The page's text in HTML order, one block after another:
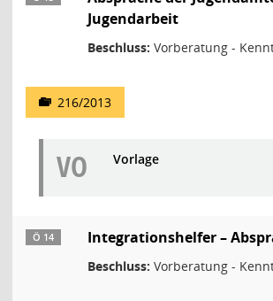
Jugendarbeit
Beschluss: Vorberatung -
216/2013
VO Vorlage
Ö 14 Integrationshelfer –
Beschluss: Vorberatung -